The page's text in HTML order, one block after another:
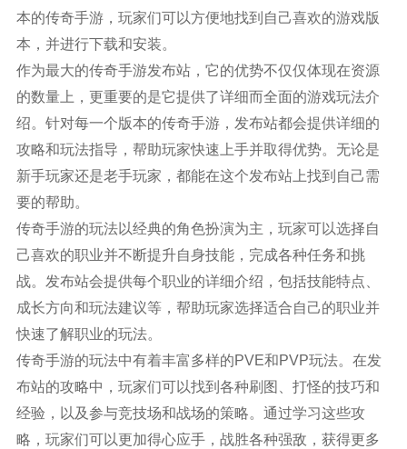
本的传奇手游，玩家们可以方便地找到自己喜欢的游戏版
本，并进行下载和安装。
作为最大的传奇手游发布站，它的优势不仅仅体现在资源
的数量上，更重要的是它提供了详细而全面的游戏玩法介
绍。针对每一个版本的传奇手游，发布站都会提供详细的
攻略和玩法指导，帮助玩家快速上手并取得优势。无论是
新手玩家还是老手玩家，都能在这个发布站上找到自己需
要的帮助。
传奇手游的玩法以经典的角色扮演为主，玩家可以选择自
己喜欢的职业并不断提升自身技能，完成各种任务和挑
战。发布站会提供每个职业的详细介绍，包括技能特点、
成长方向和玩法建议等，帮助玩家选择适合自己的职业并
快速了解职业的玩法。
传奇手游的玩法中有着丰富多样的PVE和PVP玩法。在发
布站的攻略中，玩家们可以找到各种刷图、打怪的技巧和
经验，以及参与竞技场和战场的策略。通过学习这些攻
略，玩家们可以更加得心应手，战胜各种强敌，获得更多